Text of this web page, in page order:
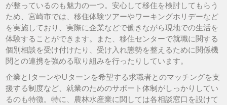
が整っているのも魅力の一つ。安心して移住を検討してもらう
ため、宮崎市では、移住体験ツアーやワーキングホリデーなど
を実施しており、実際に企業などで働きながら現地での生活を
体験することができます。また、移住センターで就職に関する
個別相談を受け付けたり、受け入れ態勢を整えるために関係機
関との連携を強める取り組みを行ったりしています。
企業とIターンやUターンを希望する求職者とのマッチングを支
援する制度など、就業のためのサポート体制がしっかりしてい
るのも特徴。特に、農林水産業に関しては各相談窓口を設けて